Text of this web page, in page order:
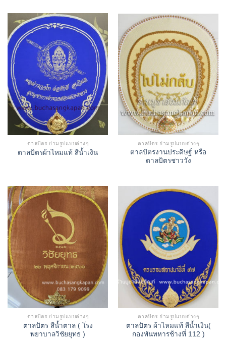
ตาลปัตร ย่ามรูปแบบต่างๆ
ตาลปัตรผ้าไหมแท้ สีน้ำเงิน
ตาลปัตร ย่ามรูปแบบต่างๆ
ตาลปัตรงานประดิษฐ์ หรือ
ตาลปัตรชาววัง
ตาลปัตร ย่ามรูปแบบต่างๆ
ตาลปัตร สีน้ำตาล ( โรง
พยาบาลวิชัยยุทธ )
ตาลปัตร ย่ามรูปแบบต่างๆ
ตาลปัตร ผ้าไหมแท้ สีน้ำเงิน(
กองพันทหารช้างที่ 112 )